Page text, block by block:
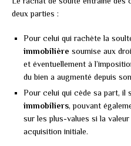
deux parties :
Pour celui qui rachète la
immobilière soumise aux
et éventuellement à
du bien a augmenté depuis
Pour celui qui cède sa part, il
immobiliers, pouvant
sur les plus-values si la
acquisition initiale.